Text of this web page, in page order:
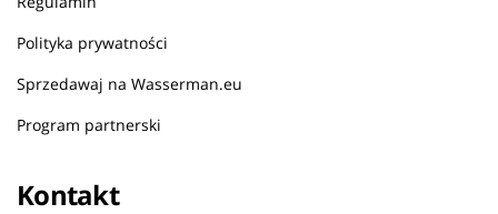
Polityka prywatności
Sprzedawaj na Wasserman.eu
Program partnerski
Kontakt